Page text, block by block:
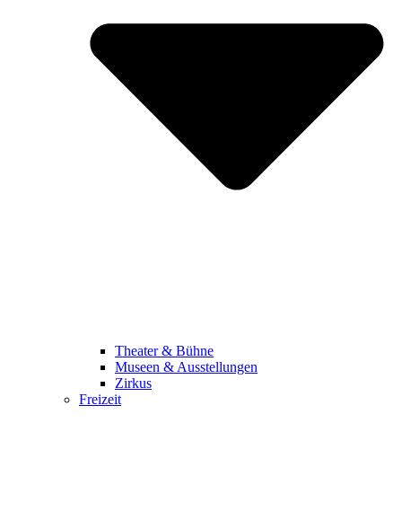
Theater & Bühne
Museen & Ausstellungen
Zirkus
Freizeit